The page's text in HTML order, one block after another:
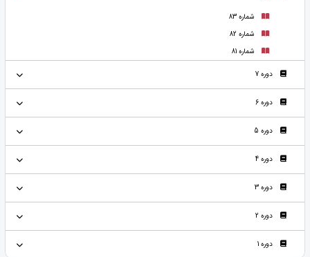
شماره 83
شماره 82
شماره 81
دوره 7
دوره 6
دوره 5
دوره 4
دوره 3
دوره 2
دوره 1